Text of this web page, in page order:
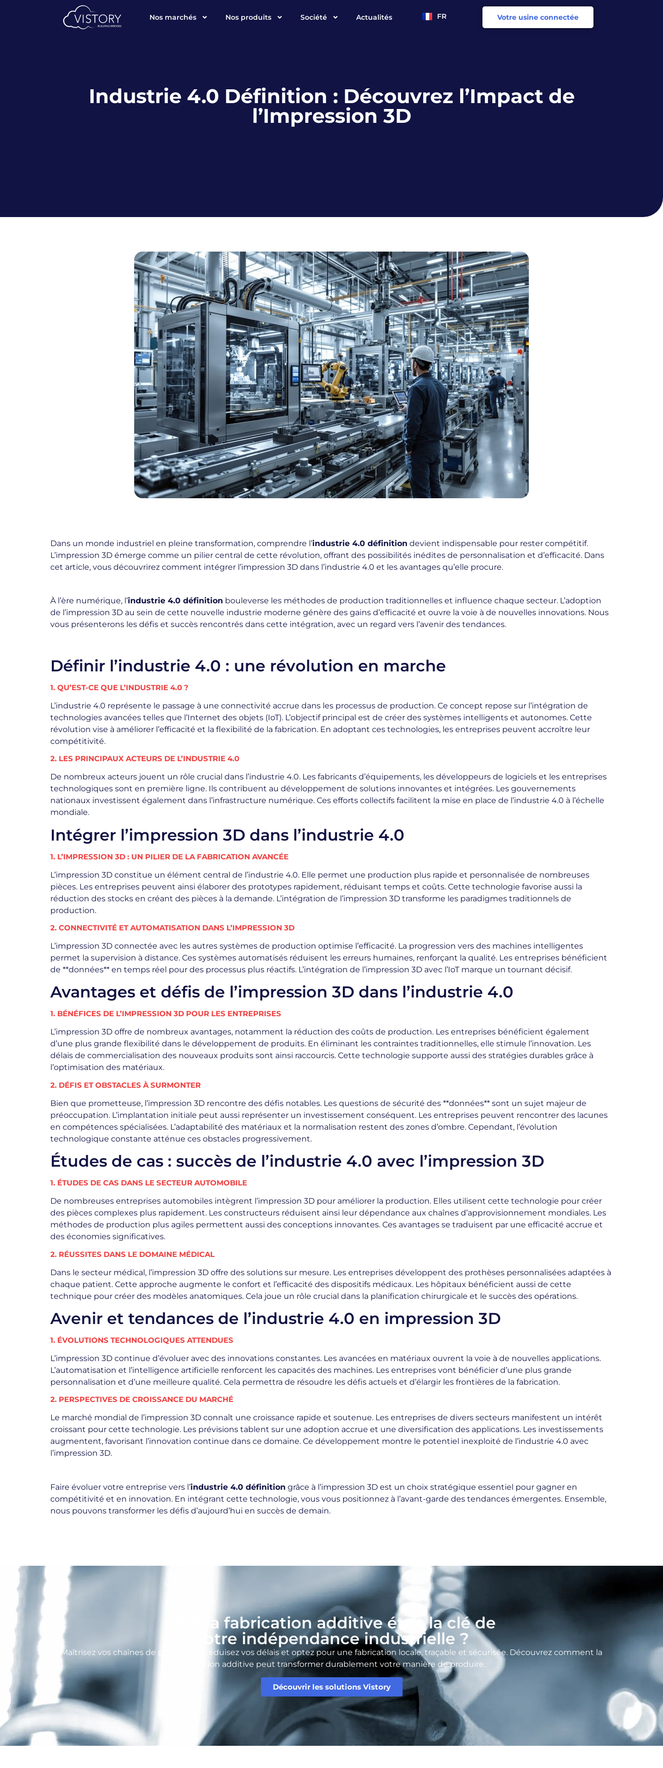
Nos marchés Nos produits Société Actualités FR
EN Votre usine connectée
Industrie 4.0 Définition : Découvrez l’Impact de
l’Impression 3D
Dans un monde industriel en pleine transformation, comprendre l’industrie 4.0 définition devient indispensable pour rester compétitif.
L’impression 3D émerge comme un pilier central de cette révolution, offrant des possibilités inédites de personnalisation et d’efficacité. Dans
cet article, vous découvrirez comment intégrer l’impression 3D dans l’industrie 4.0 et les avantages qu’elle procure.
À l’ère numérique, l’industrie 4.0 définition bouleverse les méthodes de production traditionnelles et influence chaque secteur. L’adoption
de l’impression 3D au sein de cette nouvelle industrie moderne génère des gains d’efficacité et ouvre la voie à de nouvelles innovations. Nous
vous présenterons les défis et succès rencontrés dans cette intégration, avec un regard vers l’avenir des tendances.
Définir l’industrie 4.0 : une révolution en marche
1. QU’EST-CE QUE L’INDUSTRIE 4.0 ?
L’industrie 4.0 représente le passage à une connectivité accrue dans les processus de production. Ce concept repose sur l’intégration de
technologies avancées telles que l’Internet des objets (IoT). L’objectif principal est de créer des systèmes intelligents et autonomes. Cette
révolution vise à améliorer l’efficacité et la flexibilité de la fabrication. En adoptant ces technologies, les entreprises peuvent accroître leur
compétitivité.
2. LES PRINCIPAUX ACTEURS DE L’INDUSTRIE 4.0
De nombreux acteurs jouent un rôle crucial dans l’industrie 4.0. Les fabricants d’équipements, les développeurs de logiciels et les entreprises
technologiques sont en première ligne. Ils contribuent au développement de solutions innovantes et intégrées. Les gouvernements
nationaux investissent également dans l’infrastructure numérique. Ces efforts collectifs facilitent la mise en place de l’industrie 4.0 à l’échelle
mondiale.
Intégrer l’impression 3D dans l’industrie 4.0
1. L’IMPRESSION 3D : UN PILIER DE LA FABRICATION AVANCÉE
L’impression 3D constitue un élément central de l’industrie 4.0. Elle permet une production plus rapide et personnalisée de nombreuses
pièces. Les entreprises peuvent ainsi élaborer des prototypes rapidement, réduisant temps et coûts. Cette technologie favorise aussi la
réduction des stocks en créant des pièces à la demande. L’intégration de l’impression 3D transforme les paradigmes traditionnels de
production.
2. CONNECTIVITÉ ET AUTOMATISATION DANS L’IMPRESSION 3D
L’impression 3D connectée avec les autres systèmes de production optimise l’efficacité. La progression vers des machines intelligentes
permet la supervision à distance. Ces systèmes automatisés réduisent les erreurs humaines, renforçant la qualité. Les entreprises bénéficient
de **données** en temps réel pour des processus plus réactifs. L’intégration de l’impression 3D avec l’IoT marque un tournant décisif.
Avantages et défis de l’impression 3D dans l’industrie 4.0
1. BÉNÉFICES DE L’IMPRESSION 3D POUR LES ENTREPRISES
L’impression 3D offre de nombreux avantages, notamment la réduction des coûts de production. Les entreprises bénéficient également
d’une plus grande flexibilité dans le développement de produits. En éliminant les contraintes traditionnelles, elle stimule l’innovation. Les
délais de commercialisation des nouveaux produits sont ainsi raccourcis. Cette technologie supporte aussi des stratégies durables grâce à
l’optimisation des matériaux.
2. DÉFIS ET OBSTACLES À SURMONTER
Bien que prometteuse, l’impression 3D rencontre des défis notables. Les questions de sécurité des **données** sont un sujet majeur de
préoccupation. L’implantation initiale peut aussi représenter un investissement conséquent. Les entreprises peuvent rencontrer des lacunes
en compétences spécialisées. L’adaptabilité des matériaux et la normalisation restent des zones d’ombre. Cependant, l’évolution
technologique constante atténue ces obstacles progressivement.
Études de cas : succès de l’industrie 4.0 avec l’impression 3D
1. ÉTUDES DE CAS DANS LE SECTEUR AUTOMOBILE
De nombreuses entreprises automobiles intègrent l’impression 3D pour améliorer la production. Elles utilisent cette technologie pour créer
des pièces complexes plus rapidement. Les constructeurs réduisent ainsi leur dépendance aux chaînes d’approvisionnement mondiales. Les
méthodes de production plus agiles permettent aussi des conceptions innovantes. Ces avantages se traduisent par une efficacité accrue et
des économies significatives.
2. RÉUSSITES DANS LE DOMAINE MÉDICAL
Dans le secteur médical, l’impression 3D offre des solutions sur mesure. Les entreprises développent des prothèses personnalisées adaptées à
chaque patient. Cette approche augmente le confort et l’efficacité des dispositifs médicaux. Les hôpitaux bénéficient aussi de cette
technique pour créer des modèles anatomiques. Cela joue un rôle crucial dans la planification chirurgicale et le succès des opérations.
Avenir et tendances de l’industrie 4.0 en impression 3D
1. ÉVOLUTIONS TECHNOLOGIQUES ATTENDUES
L’impression 3D continue d’évoluer avec des innovations constantes. Les avancées en matériaux ouvrent la voie à de nouvelles applications.
L’automatisation et l’intelligence artificielle renforcent les capacités des machines. Les entreprises vont bénéficier d’une plus grande
personnalisation et d’une meilleure qualité. Cela permettra de résoudre les défis actuels et d’élargir les frontières de la fabrication.
2. PERSPECTIVES DE CROISSANCE DU MARCHÉ
Le marché mondial de l’impression 3D connaît une croissance rapide et soutenue. Les entreprises de divers secteurs manifestent un intérêt
croissant pour cette technologie. Les prévisions tablent sur une adoption accrue et une diversification des applications. Les investissements
augmentent, favorisant l’innovation continue dans ce domaine. Ce développement montre le potentiel inexploité de l’industrie 4.0 avec
l’impression 3D.
Faire évoluer votre entreprise vers l’industrie 4.0 définition grâce à l’impression 3D est un choix stratégique essentiel pour gagner en
compétitivité et en innovation. En intégrant cette technologie, vous vous positionnez à l’avant-garde des tendances émergentes. Ensemble,
nous pouvons transformer les défis d’aujourd’hui en succès de demain.
Et si la fabrication additive était la clé de
votre indépendance industrielle ?
Maîtrisez vos chaînes de production, réduisez vos délais et optez pour une fabrication locale, traçable et sécurisée. Découvrez comment la
fabrication additive peut transformer durablement votre manière de produire.
Découvrir les solutions Vistory